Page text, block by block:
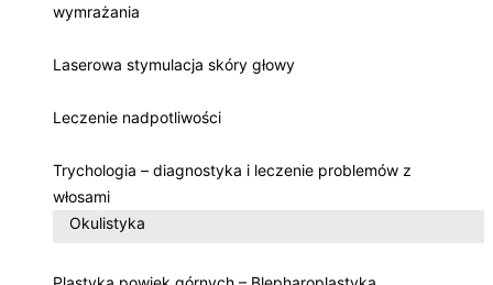
wymrażania
Laserowa stymulacja skóry głowy
Leczenie nadpotliwości
Trychologia – diagnostyka i leczenie problemów z
włosami
Okulistyka